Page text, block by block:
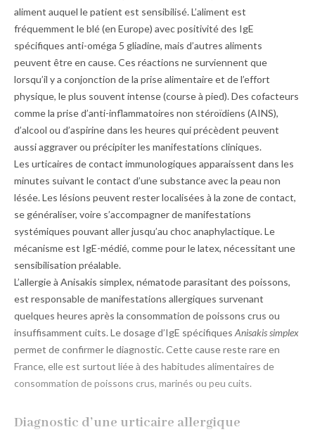
aliment auquel le patient est sensibilisé. L’aliment est
fréquemment le blé (en Europe) avec positivité des IgE
spécifiques anti-oméga 5 gliadine, mais d’autres aliments
peuvent être en cause. Ces réactions ne surviennent que
lorsqu’il y a conjonction de la prise alimentaire et de l’effort
physique, le plus souvent intense (course à pied). Des cofacteurs
comme la prise d’anti-inflammatoires non stéroïdiens (AINS),
d’alcool ou d’aspirine dans les heures qui précèdent peuvent
aussi aggraver ou précipiter les manifestations cliniques.
Les urticaires de contact immunologiques apparaissent dans les
minutes suivant le contact d’une substance avec la peau non
lésée. Les lésions peuvent rester localisées à la zone de contact,
se généraliser, voire s’accompagner de manifestations
systémiques pouvant aller jusqu’au choc anaphylactique. Le
mécanisme est IgE-médié, comme pour le latex, nécessitant une
sensibilisation préalable.
L’allergie à Anisakis simplex, nématode parasitant des poissons,
est responsable de manifestations allergiques survenant
quelques heures après la consommation de poissons crus ou
insuffisamment cuits. Le dosage d’IgE spécifiques Anisakis simplex
permet de confirmer le diag­nostic. Cette cause reste rare en
France, elle est surtout liée à des habitudes alimentaires de
consommation de poissons crus, marinés ou peu cuits.
Diagnostic d’une urticaire allergique